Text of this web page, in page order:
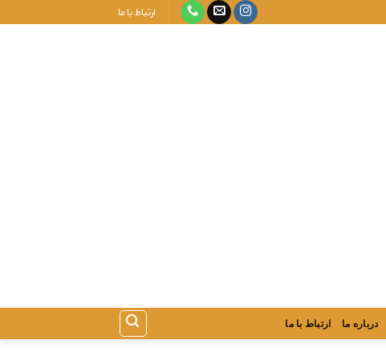
ارتباط با ما
درباره ما ارتباط با ما